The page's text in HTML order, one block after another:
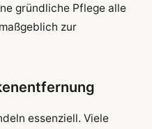
gründliche Pflege alle
zur
essenziell. Viele